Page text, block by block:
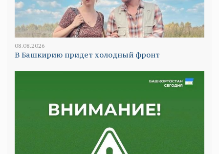
08.08.2026
В Башкирию придет холодный фронт